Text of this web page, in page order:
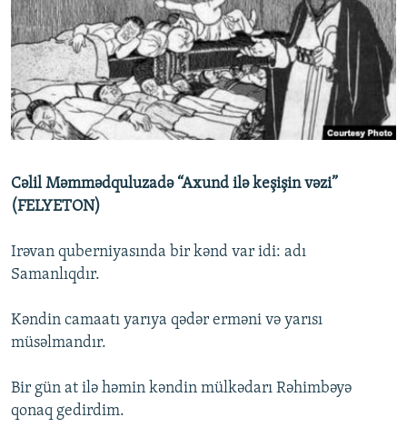
FOTOQALEREYA
İNFOQRAFIKA
KARIKATURA
OXU ZALI
AZƏRBAYCAN ƏDƏBIYYATI KITABXANASI
İSLAM VƏ DEMOKRATIYA
İZ - MƏDƏNIYYƏT PROQRAMI
HAQQIMIZDA
MISSIYAMIZ
PEŞƏ ETIKASI VƏ JURNALISTIKA STANDARTLARIMIZ
MATERIALLARIMIZDAN ISTIFADƏ
BIZIMLƏ ƏLAQƏ
BIZI IZLƏ
Cəlil Məmmədquluzadə “Axund ilə keşişin vəzi”
(FELYETON)
Irəvan quberniyasında bir kənd var idi: adı
Samanlıqdır.
Kəndin camaatı yarıya qədər erməni və yarısı
müsəlmandır.
Bir gün at ilə həmin kəndin mülkədarı Rəhimbəyə
qonaq gedirdim.